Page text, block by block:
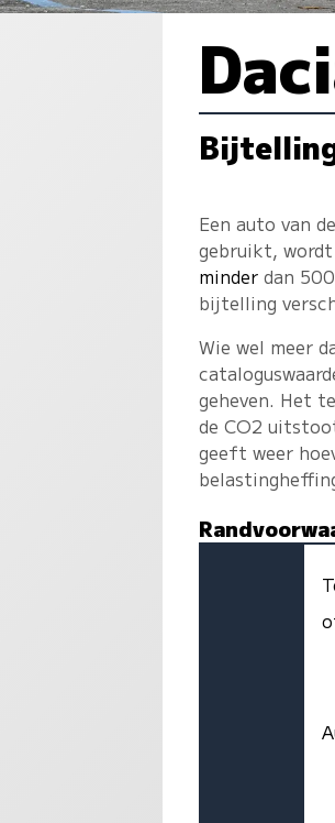
Een auto van
gebruikt, wordt
minder dan
bijtelling
Wie wel meer
geheven. Het
de CO2
geeft weer